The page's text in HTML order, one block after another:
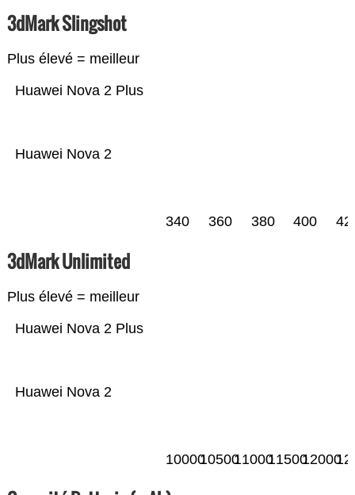
3dMark Slingshot
Plus élevé = meilleur
Huawei Nova 2
Huawei Nova 2 Plus
340 360 380 400
3dMark Unlimited
Plus élevé = meilleur
Huawei Nova 2
Huawei Nova 2 Plus
1000010500110001150012000